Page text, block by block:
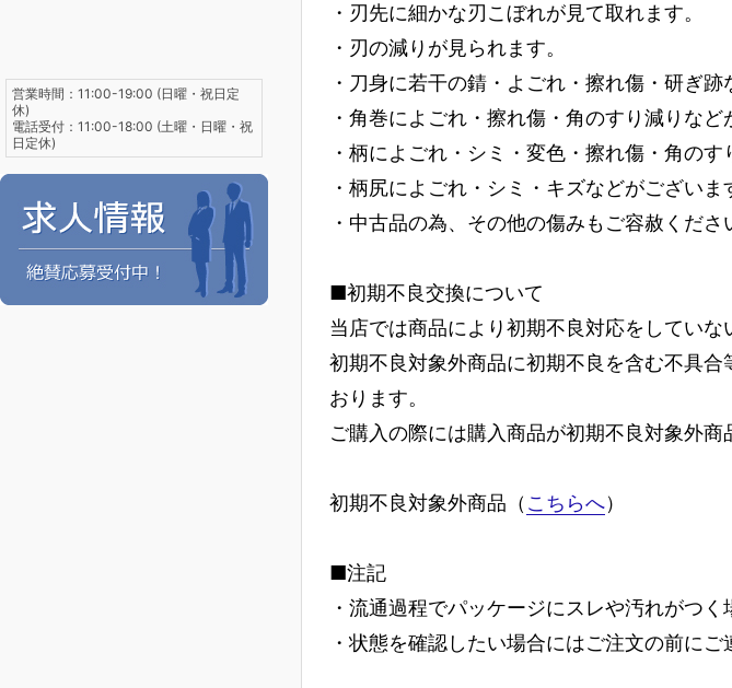
・刃先に細かな刃こぼれが見て取れます。
・刃の減りが見られます。
・刀身に若干の錆・よごれ・擦れ傷・研ぎ跡
・角巻によごれ・擦れ傷・角のすり減りなど
・柄によごれ・シミ・変色・擦れ傷・角のす
・柄尻によごれ・シミ・キズなどがございま
・中古品の為、その他の傷みもご容赦くださ
■初期不良交換について
当店では商品により初期不良対応をしていな
初期不良対象外商品に初期不良を含む不具
おります。
ご購入の際には購入商品が初期不良対象外
初期不良対象外商品（ こちらへ）
■注記
・流通過程でパッケージにスレや汚れがつく
・状態を確認したい場合にはご注文の前にご
営業時間：11:00-19:00 (日曜・祝日定
休)
電話受付：11:00-18:00 (土曜・日曜・祝
日定休)